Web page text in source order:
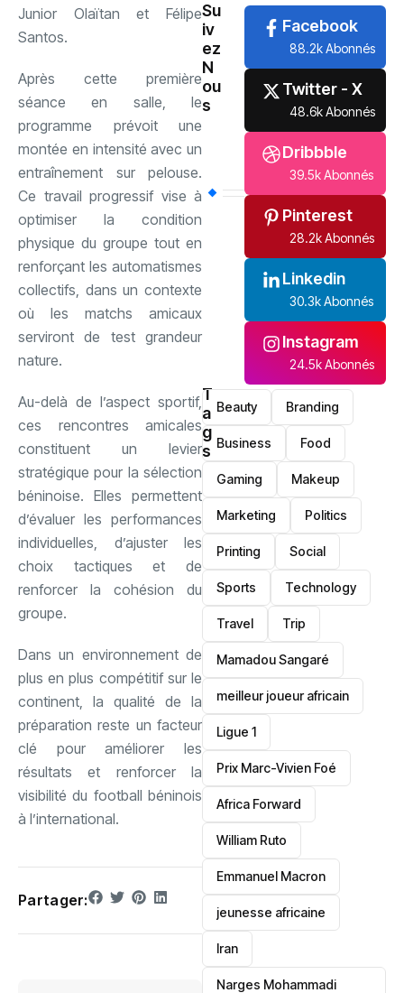
Junior Olaïtan et Félipe
Santos.
Après cette première
séance en salle, le
programme prévoit une
montée en intensité avec un
entraînement sur pelouse.
Ce travail progressif vise à
optimiser la condition
physique du groupe tout en
renforçant les automatismes
collectifs, dans un contexte
où les matchs amicaux
serviront de test grandeur
nature.
Au-delà de l’aspect sportif,
ces rencontres amicales
constituent un levier
stratégique pour la sélection
béninoise. Elles permettent
d’évaluer les performances
individuelles, d’ajuster les
choix tactiques et de
renforcer la cohésion du
groupe.
Dans un environnement de
plus en plus compétitif sur le
continent, la qualité de la
préparation reste un facteur
clé pour améliorer les
résultats et renforcer la
visibilité du football béninois
à l’international.
Partager:
Su
iv
ez
N
ou
s
Facebook
88.2k Abonnés
Twitter - X
48.6k Abonnés
Dribbble
39.5k Abonnés
Pinterest
28.2k Abonnés
Linkedin
30.3k Abonnés
Instagram
24.5k Abonnés
T
a
g
s
Beauty Branding
Business Food
Gaming Makeup
Marketing Politics
Printing Social
Sports Technology
Travel Trip
Mamadou Sangaré
meilleur joueur africain
Ligue 1
Prix Marc-Vivien Foé
‎Africa Forward
William Ruto
Emmanuel Macron
jeunesse africaine
‎Iran
Narges Mohammadi